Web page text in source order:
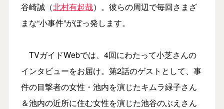
谷崎誠（北村有起哉）。彼らの周辺で毎回さまざ
まな“小事件”がぼっ発します。
TVガイドWebでは、4回にわたって小芝さんの
インタビューをお届け。第2話のゲストとして、事
件の目撃者の女性・池内を演じたキムラ緑子さん
＆池内の近所に住む女性を演じた池谷のぶえさん